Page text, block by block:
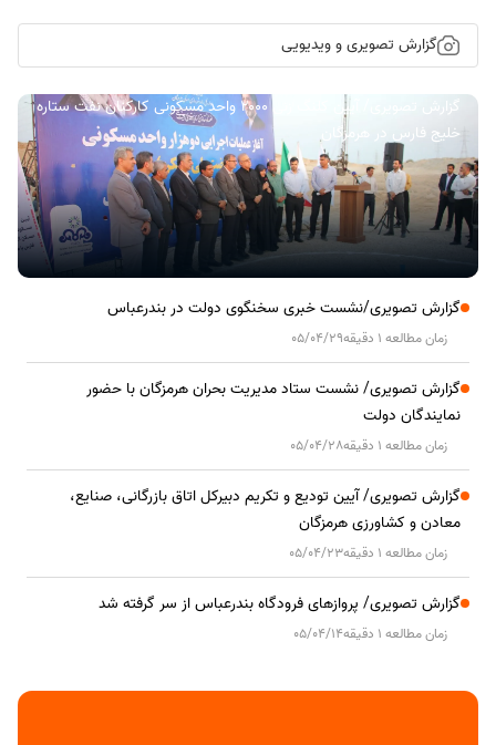
گزارش تصویری و ویدیویی
گزارش تصویری/ آیین کلنگ زنی ۲۰۰۰ واحد مسکونی کارکنان نفت ستاره
خلیج فارس در هرمزگان
گزارش تصویری/نشست خبری سخنگوی دولت در بندرعباس
زمان مطالعه 1 دقیقه 05/04/29
گزارش تصویری/ نشست ستاد مدیریت بحران هرمزگان با حضور
نمایندگان دولت
زمان مطالعه 1 دقیقه 05/04/28
گزارش تصویری/ آیین تودیع و تکریم دبیرکل اتاق بازرگانی، صنایع،
معادن و کشاورزی هرمزگان
زمان مطالعه 1 دقیقه 05/04/23
گزارش تصویری/ پروازهای فرودگاه بندرعباس از سر گرفته شد
زمان مطالعه 1 دقیقه 05/04/14